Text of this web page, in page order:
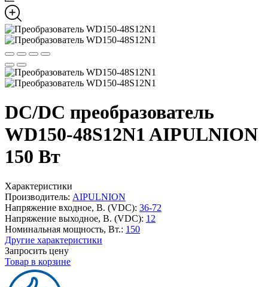
DC/DC преобразователь
WD150-48S12N1 AIPULNION
150 Вт
Характеристики
Производитель: AIPULNION
Напряжение входное, В. (VDC): 36-72
Напряжение выходное, В. (VDC): 12
Номинальная мощность, Вт.: 150
Другие характеристики
Запросить цену
Товар в корзине